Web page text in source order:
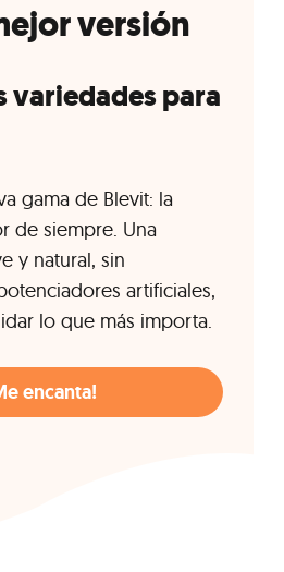
versión
variedades para
gama de Blevit: la
de siempre. Una
y natural, sin
artificiales,
lo que más importa.
encanta!